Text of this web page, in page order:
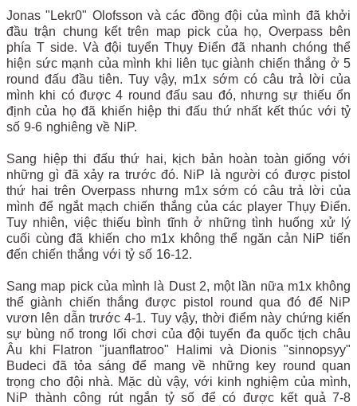
Jonas "Lekr0" Olofsson và các đồng đội của mình đã khởi
đầu trận chung kết trên map pick của họ, Overpass bên
phía T side. Và đội tuyển Thụy Điển đã nhanh chóng thể
hiện sức mạnh của mình khi liên tục giành chiến thắng ở 5
round đấu đầu tiên. Tuy vậy, m1x sớm có câu trả lời của
mình khi có được 4 round đấu sau đó, nhưng sự thiếu ổn
định của họ đã khiến hiệp thi đấu thứ nhất kết thúc với tỷ
số 9-6 nghiêng về NiP.
Sang hiệp thi đấu thứ hai, kịch bản hoàn toàn giống với
những gì đã xảy ra trước đó. NiP là người có được pistol
thứ hai trên Overpass nhưng m1x sớm có câu trả lời của
mình để ngắt mạch chiến thắng của các player Thụy Điển.
Tuy nhiên, việc thiếu bình tĩnh ở những tình huống xử lý
cuối cùng đã khiến cho m1x không thể ngăn cản NiP tiến
đến chiến thắng với tỷ số 16-12.
Sang map pick của mình là Dust 2, một lần nữa m1x không
thể giành chiến thắng được pistol round qua đó để NiP
vươn lên dẫn trước 4-1. Tuy vậy, thời điểm này chứng kiến
sự bùng nổ trong lối chơi của đội tuyển đa quốc tịch châu
Âu khi Flatron "juanflatroo" Halimi và Dionis "sinnopsyy"
Budeci đã tỏa sáng để mang về những key round quan
trọng cho đội nhà. Mặc dù vậy, với kinh nghiệm của mình,
NiP thành công rút ngắn tỷ số để có được kết quả 7-8